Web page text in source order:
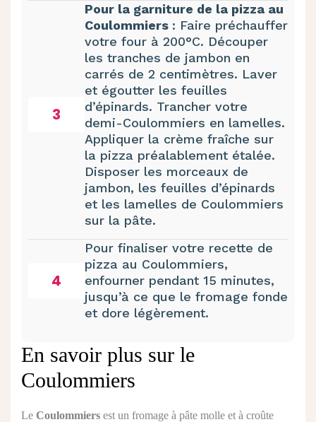
3
Pour la garniture de la pizza au
Coulommiers : Faire préchauffer
votre four à 200°C. Découper
les tranches de jambon en
carrés de 2 centimètres. Laver
et égoutter les feuilles
d’épinards. Trancher votre
demi-Coulommiers en lamelles.
Appliquer la crème fraîche sur
la pizza préalablement étalée.
Disposer les morceaux de
jambon, les feuilles d’épinards
et les lamelles de Coulommiers
sur la pâte.
4
Pour finaliser votre recette de
pizza au Coulommiers,
enfourner pendant 15 minutes,
jusqu’à ce que le fromage fonde
et dore légèrement.
En savoir plus sur le
Coulommiers
Le Coulommiers est un fromage à pâte molle et à croûte